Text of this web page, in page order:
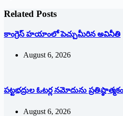
Related Posts
కాంగ్రెస్ హయాంలో పెచ్చుమీరిన అవినీతి
August 6, 2026
పట్టభద్రుల ఓటర్ల నమోదును
August 6, 2026